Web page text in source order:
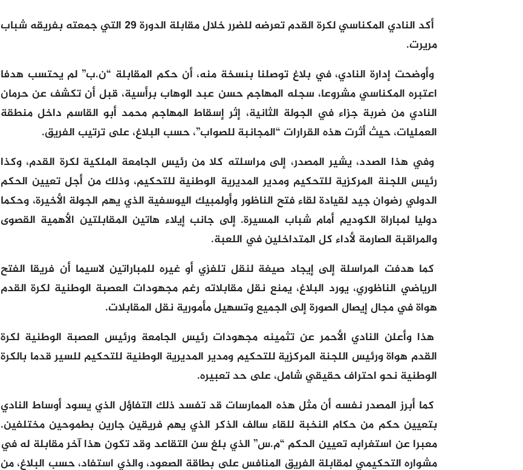
أكد النادي المكناسي لكرة القدم تعرضه للضرر خلال مقابلة الدورة 29 التي جمعته بفريقه شباب
مريرت.
وأوضحت إدارة النادي، في بلاغ توصلنا بنسخة منه، أن حكم المقابلة “ن.ب” لم يحتسب هدفا
اعتبره المكناسي مشروعا، سجله المهاجم حسن عبد الوهاب برأسية، قبل أن تكشف عن حرمان
النادي من ضربة جزاء في الجولة الثانية، إثر إسقاط المهاجم محمد أبو القاسم داخل منطقة
العمليات، حيث أثرت هذه القرارات “المجانبة للصواب”، حسب البلاغ، على ترتيب الفريق.
وفي هذا الصدد، يشير المصدر، إلى مراسلته كلا من رئيس الجامعة الملكية لكرة القدم، وكذا
رئيس اللجنة المركزية للتحكيم ومدير المديرية الوطنية للتحكيم، وذلك من أجل تعيين الحكم
الدولي رضوان جيد لقيادة لقاء فتح الناظور وأولمبيك اليوسفية الذي يهم الجولة الأخيرة، وحكما
دوليا لمباراة الكوديم أمام شباب المسيرة. إلى جانب إيلاء هاتين المقابلتين الأهمية القصوى
والمراقبة الصارمة لأداء كل المتداخلين في اللعبة.
كما هدفت المراسلة إلى إيجاد صيغة لنقل تلفزي أو غيره للمباراتين لاسيما أن فريقا الفتح
الرياضي الناظوري، يورد البلاغ، يمنع نقل مقابلاته رغم مجهودات العصبة الوطنية لكرة القدم
هواة في مجال إيصال الصورة إلى الجميع وتسهيل مأمورية نقل المقابلات.
هذا وأعلن النادي الأحمر عن تثمينه مجهودات رئيس الجامعة ورئيس العصبة الوطنية لكرة
القدم هواة ورئيس اللجنة المركزية للتحكيم ومدير المديرية الوطنية للتحكيم للسير قدما بالكرة
الوطنية نحو احتراف حقيقي شامل، على حد تعبيره.
كما أبرز المصدر نفسه أن مثل هذه الممارسات قد تفسد ذلك التفاؤل الذي يسود أوساط النادي
بتعيين حكم من حكام النخبة للقاء سالف الذكر الذي يهم فريقين جارين بطموحين مختلفين.
معبرا عن استغرابه تعيين الحكم “م.س” الذي بلغ سن التقاعد وقد تكون هذا آخر مقابلة له في
مشواره التحكيمي لمقابلة الفريق المنافس على بطاقة الصعود، والذي استفاد، حسب البلاغ، من